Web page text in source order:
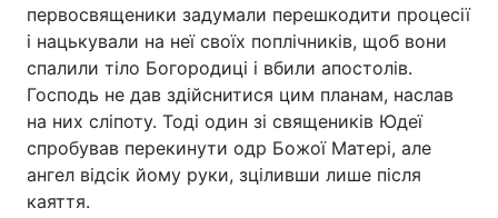
Тема оформлення
первосвященики задумали перешкодити процесії
і нацькували на неї своїх поплічників, щоб вони
спалили тіло Богородиці і вбили апостолів.
Господь не дав здійснитися цим планам, наслав
на них сліпоту. Тоді один зі священиків Юдеї
спробував перекинути одр Божої Матері, але
ангел відсік йому руки, зціливши лише після
каяття.